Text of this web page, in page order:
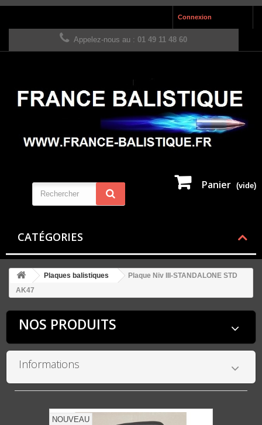
Connexion
Appelez-nous au : 01 49 11 48 60
Panier (vide)
CATÉGORIES
Plaques balistiques
Plaque Niv III-STANDALONE STD
AK47
NOS PRODUITS
Informations
NOUVEAU